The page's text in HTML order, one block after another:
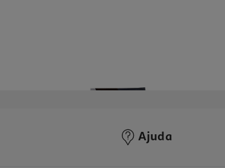
Ajuda